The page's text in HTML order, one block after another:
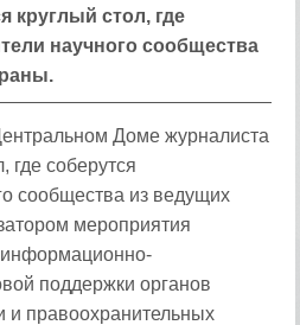
круглый стол, где
научного сообщества
Доме журналиста
где соберутся
сообщества из ведущих
мероприятия
поддержки органов
и правоохранительных